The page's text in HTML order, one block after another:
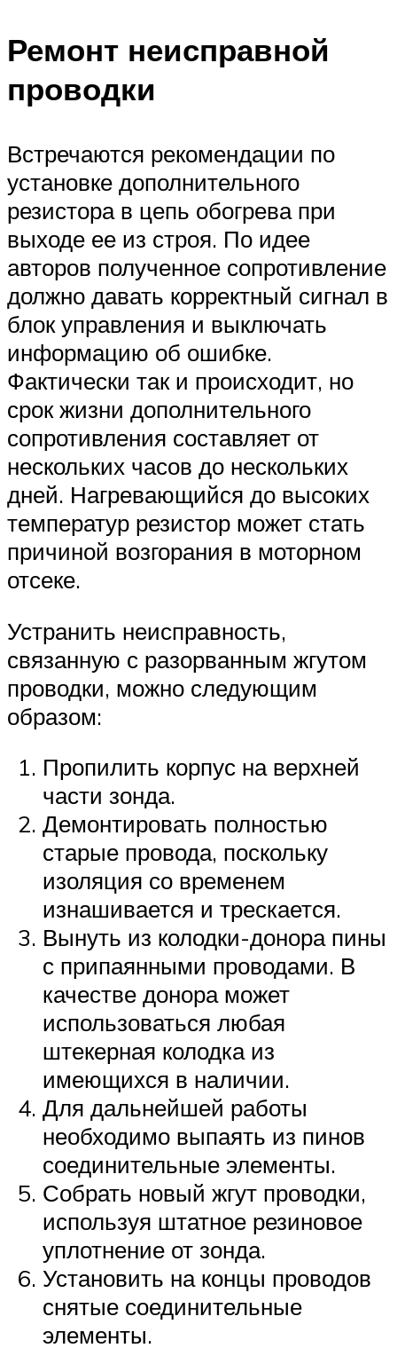
Ремонт неисправной
проводки
Встречаются рекомендации по
установке дополнительного
резистора в цепь обогрева при
выходе ее из строя. По идее
авторов полученное сопротивление
должно давать корректный сигнал в
блок управления и выключать
информацию об ошибке.
Фактически так и происходит, но
срок жизни дополнительного
сопротивления составляет от
нескольких часов до нескольких
дней. Нагревающийся до высоких
температур резистор может стать
причиной возгорания в моторном
отсеке.
Устранить неисправность,
связанную с разорванным жгутом
проводки, можно следующим
образом:
Пропилить корпус на верхней
части зонда.
Демонтировать полностью
старые провода, поскольку
изоляция со временем
изнашивается и трескается.
Вынуть из колодки-донора пины
с припаянными проводами. В
качестве донора может
использоваться любая
штекерная колодка из
имеющихся в наличии.
Для дальнейшей работы
необходимо выпаять из пинов
соединительные элементы.
Собрать новый жгут проводки,
используя штатное резиновое
уплотнение от зонда.
Установить на концы проводов
снятые соединительные
элементы.